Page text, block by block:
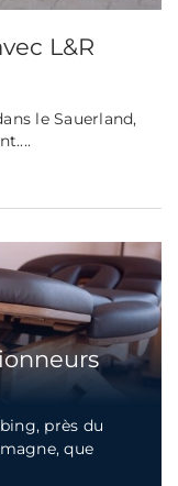
L&R
le Sauerland,
près du
que